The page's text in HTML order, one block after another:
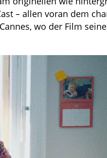
– allen voran dem
wo der Film